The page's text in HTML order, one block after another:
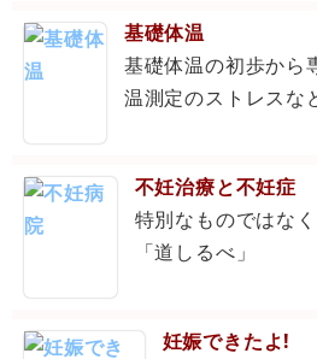
基礎体温
基礎体温の初歩から
温測定のストレスな
不妊治療と不妊症
特別なものではな
「道しるべ」
妊娠できたよ!